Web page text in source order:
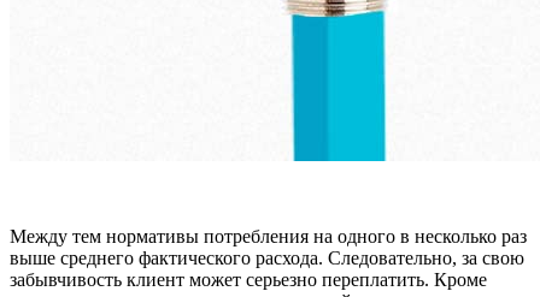
Между тем нормативы потребления на одного в несколько раз
выше среднего фактического расхода. Следовательно, за свою
забывчивость клиент может серьезно переплатить. Кроме